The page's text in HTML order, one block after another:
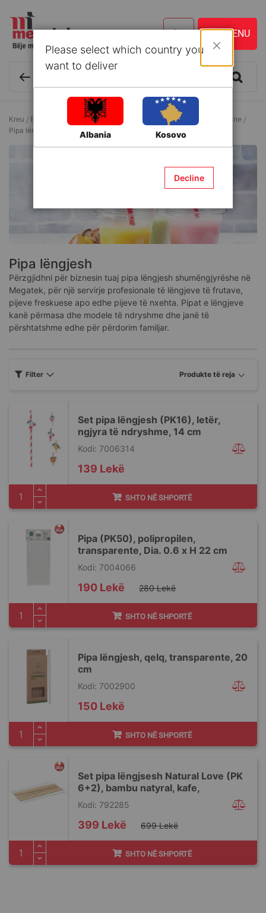
Kreu Enë kuzhine dhe Aksesorë
Aksesorë të domosdoshëm kuzhine
Pipa lëngjesh
Pipa lëngjesh
Përzgjidhni për biznesin tuaj pipa lëngjesh shumëngjyrëshe në
Megatek, për një servirje profesionale të lëngjeve të frutave,
pijeve freskuese apo edhe pijeve të nxehta. Pipat e lëngjeve
kanë përmasa dhe modele të ndryshme dhe janë të
përshtatshme edhe për përdorim familjar.
Set pipa lëngjesh (PK16), letër,
ngjyra të ndryshme, 14 cm
Kodi: 7006314
139 Lekë
SHTO NË SHPORTË
Pipa (PK50), polipropilen,
transparente, Dia. 0.6 x H 22 cm
Kodi: 7004066
Special
Price
190 Lekë 280 Lekë
SHTO NË SHPORTË
Pipa lëngjesh, qelq, transparente, 20
cm
Kodi: 7002900
150 Lekë
SHTO NË SHPORTË
Set pipa lëngjsesh Natural Love (PK
6+2), bambu natyral, kafe,
Kodi: 792285
Special
Price
399 Lekë 699 Lekë
SHTO NË SHPORTË
Filter
Please select which country you
want to deliver
Albania Kosovo
Decline